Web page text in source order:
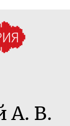
А. В.